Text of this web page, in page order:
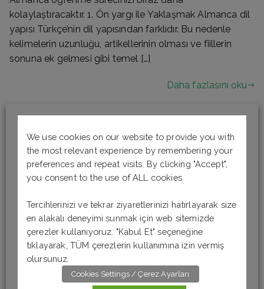
kolaylaştıracaktır. 1. Ön yargı ile Yaklaşmak Almanca dil
yapısı Türkçe’nin dil yapısından farklıdır. Bu nedenle
kelimelerin uzunluğu, artikellerinin olması ve fiillerin
sonuna ek gelmesi gibi temel […]
Daha fazlasını oku
Son Yazılar
Almanca Okuma-Anlama Testi 6 [B1]
Almanca Okuma-Anlama Testi 5 [B1]
Almanca Okuma – Anlama Testi 4 [A2]
Almanca Okuma-Anlama Testi 3 [A2]
Almanca Okuma Anlama Testi 2 [A1]
We use cookies on our website to provide you with
the most relevant experience by remembering your
preferences and repeat visits. By clicking "Accept",
you consent to the use of ALL cookies.
Tercihlerinizi ve tekrar ziyaretlerinizi hatırlayarak size
en alakalı deneyimi sunmak için web sitemizde
çerezler kullanıyoruz. "Kabul Et" seçeneğine
tıklayarak, TÜM çerezlerin kullanımına izin vermiş
olursunuz.
Cookies Settings / Çerez Ayarları